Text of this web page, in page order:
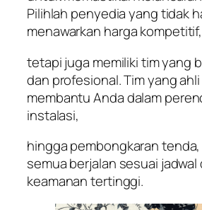
Pilihlah penyedia yang tidak
menawarkan harga kompetitif,
tetapi juga memiliki tim yang
dan profesional. Tim yang
membantu Anda dalam
instalasi,
hingga pembongkaran
semua berjalan sesuai
keamanan tertinggi.